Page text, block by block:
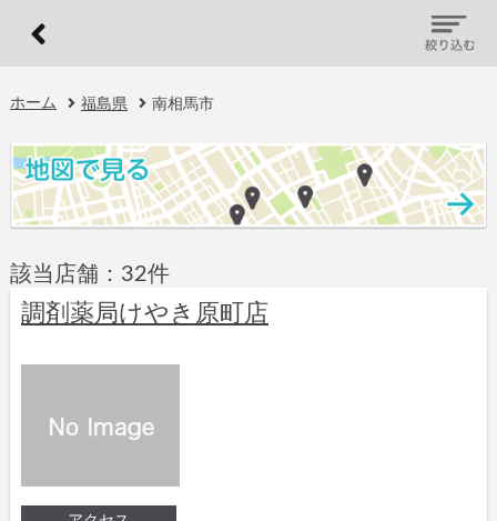
ホーム 福島県 南相馬市
該当店舗：32件
調剤薬局けやき原町店